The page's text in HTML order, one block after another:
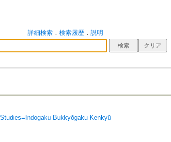
詳細検索． 検索履歴． 説明
Bukkyōgaku Kenkyū